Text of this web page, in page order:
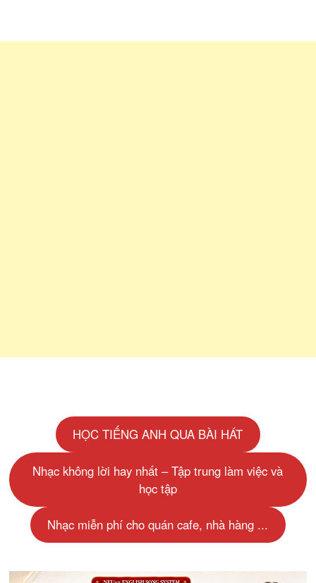
HỌC TIẾNG ANH QUA BÀI HÁT
Nhạc không lời hay nhất – Tập trung làm việc và
học tập
Nhạc miễn phí cho quán cafe, nhà hàng ...